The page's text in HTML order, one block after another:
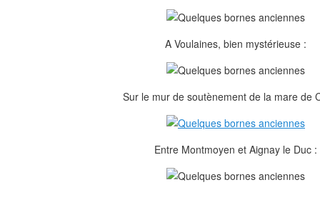
A Voulaines, bien mystérieuse :
Sur le mur de soutènement de la mare de
Entre Montmoyen et Aignay le Duc :